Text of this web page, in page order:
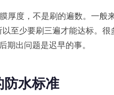
厚度，不是刷的遍数。一般
至少要刷三遍才能达标。很
期出问题是迟早的事。
防水标准